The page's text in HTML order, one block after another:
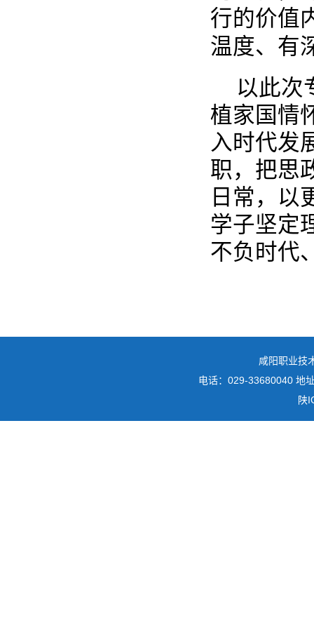
行的价值
温度、有
以此次
植家国情
入时代发
职，把思
日常，以
学子坚定
不负时代
咸阳职业技
电话：029-33680040 地
陕